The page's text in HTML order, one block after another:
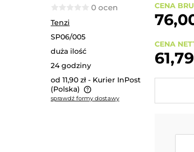
0 ocen
Tenzi
SP06/005
duża ilość
24 godziny
od 11,90 zł - Kurier InPost
(Polska)
sprawdź formy dostawy
CENA
CENA